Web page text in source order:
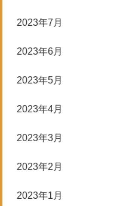
2023年7月
2023年6月
2023年5月
2023年4月
2023年3月
2023年2月
2023年1月